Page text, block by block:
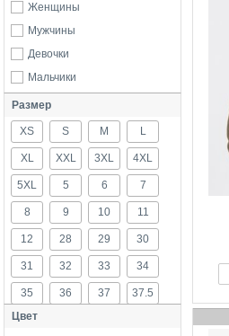
Женщины
Мужчины
Девочки
Мальчики
Размер
XS S M L
XL XXL 3XL 4XL
5XL 5 6 7
8 9 10 11
12 28 29 30
31 32 33 34
35 36 37 37.5
38
Цвет